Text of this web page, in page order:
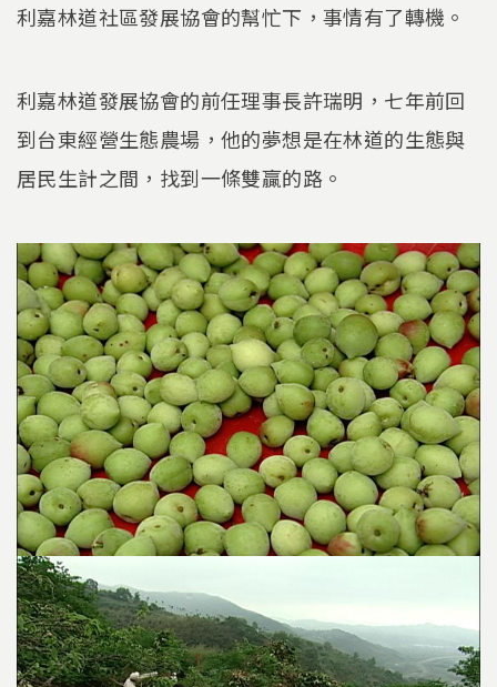
利嘉林道社區發展協會的幫忙下，事情有了轉機。
利嘉林道發展協會的前任理事長許瑞明，七年前回
到台東經營生態農場，他的夢想是在林道的生態與
居民生計之間，找到一條雙贏的路。